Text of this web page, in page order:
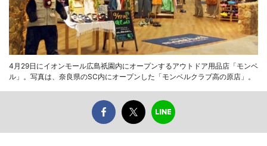
4月29日にイオンモール広島祇園内にオープンするアウトドア用品店「モンベ
ル」。写真は、奈良県のSC内にオープンした「モンベルクラブ高の原店」。